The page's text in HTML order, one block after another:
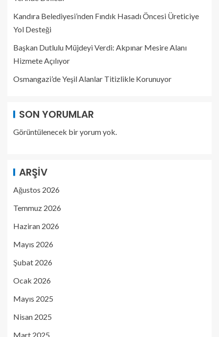
Kandıra Belediyesi’nden Fındık Hasadı Öncesi Üreticiye
Yol Desteği
Başkan Dutlulu Müjdeyi Verdi: Akpınar Mesire Alanı
Hizmete Açılıyor
Osmangazi’de Yeşil Alanlar Titizlikle Korunuyor
SON YORUMLAR
Görüntülenecek bir yorum yok.
ARŞIV
Ağustos 2026
Temmuz 2026
Haziran 2026
Mayıs 2026
Şubat 2026
Ocak 2026
Mayıs 2025
Nisan 2025
Mart 2025